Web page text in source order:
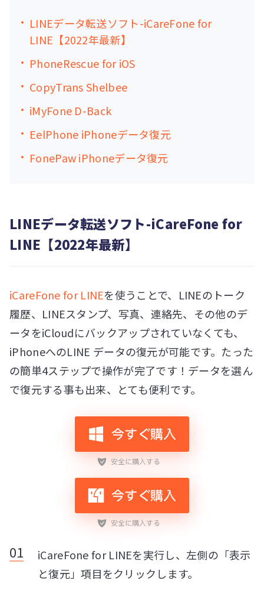
LINEデータ転送ソフト-iCareFone for
LINE【2022年最新】
PhoneRescue for iOS
CopyTrans Shelbee
iMyFone D-Back
EelPhone iPhoneデータ復元
FonePaw iPhoneデータ復元
LINEデータ転送ソフト-iCareFone for
LINE【2022年最新】
iCareFone for LINEを使うことで、LINEのトーク
履歴、LINEスタンプ、写真、連絡先、その他のデ
ータをiCloudにバックアップされていなくても、
iPhoneへのLINE データの復元が可能です。たった
の簡単4ステップで操作が完了です！データを選ん
で復元する事も出来、とても便利です。
iCareFone for LINEを実行し、左側の「表示
と復元」項目をクリックします。